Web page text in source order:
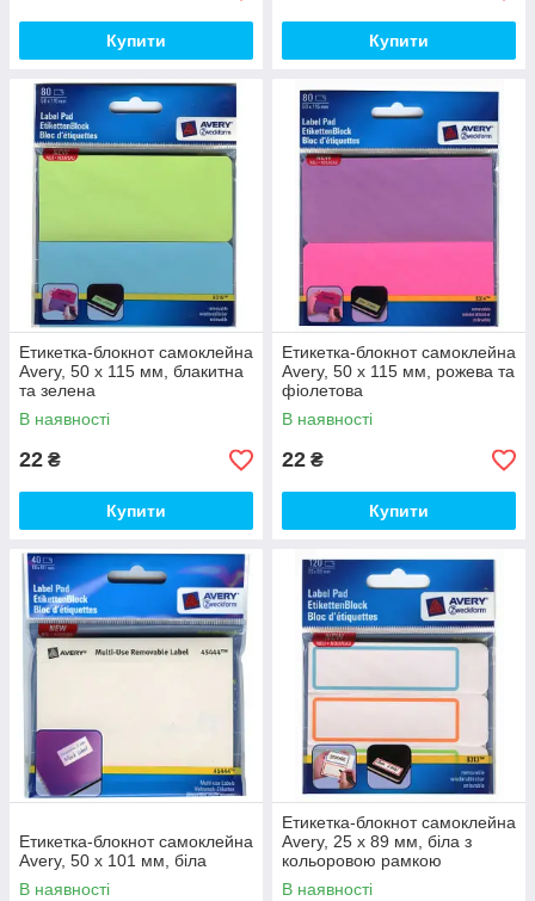
Купити Купити
Етикетка-блокнот самоклейна
Avery, 50 х 115 мм, блакитна
та зелена
В наявності
22 ₴
Купити
Етикетка-блокнот самоклейна
Avery, 50 х 115 мм, рожева та
фіолетова
В наявності
22 ₴
Купити
Етикетка-блокнот самоклейна
Avery, 50 х 101 мм, біла
В наявності
Етикетка-блокнот самоклейна
Avery, 25 х 89 мм, біла з
кольоровою рамкою
В наявності